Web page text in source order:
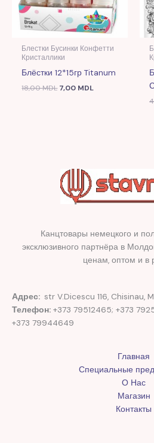
Блестки Бусинки Конфетти
Кристаллики
Блёстки 12*15гр Titanum
18,00MDL 7,00 MDL
Канцтовары немецкого и
эксклюзивного партнёра в
ценам, оптом и в
Адрес: str V.Dicescu 116, Chisinau,
Телефон: +373 79512465; +373
+373 79944649
Главная
Специальные
О Нас
Магазин
Контакты